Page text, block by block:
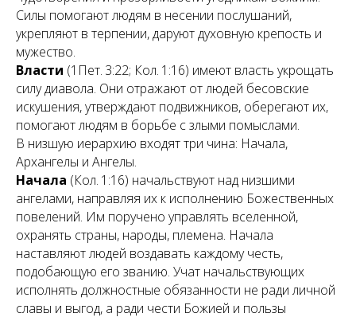
Силы помогают людям в несении послушаний,
укрепляют в терпении, даруют духовную крепость и
мужество.
Власти (1Пет. 3:22; Кол. 1:16) имеют власть укрощать
силу диавола. Они отражают от людей бесовские
искушения, утверждают подвижников, оберегают их,
помогают людям в борьбе с злыми помыслами.
В низшую иерархию входят три чина: Начала,
Архангелы и Ангелы.
Начала (Кол. 1:16) начальствуют над низшими
ангелами, направляя их к исполнению Божественных
повелений. Им поручено управлять вселенной,
охранять страны, народы, племена. Начала
наставляют людей воздавать каждому честь,
подобающую его званию. Учат начальствующих
исполнять должностные обязанности не ради личной
славы и выгод, а ради чести Божией и пользы